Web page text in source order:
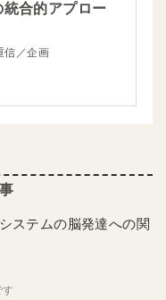
合的アプロー
／企画
ステムの脳発達への関